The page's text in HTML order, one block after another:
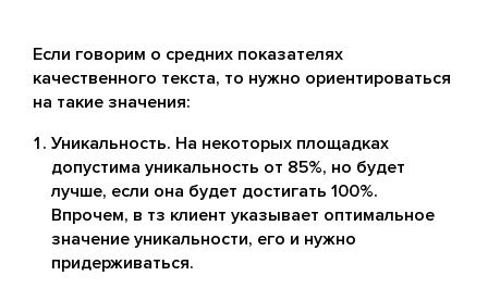
Если говорим о средних показателях
качественного текста, то нужно ориентироваться
на такие значения:
Уникальность. На некоторых площадках
допустима уникальность от 85%, но будет
лучше, если она будет достигать 100%.
Впрочем, в тз клиент указывает оптимальное
значение уникальности, его и нужно
придерживаться.